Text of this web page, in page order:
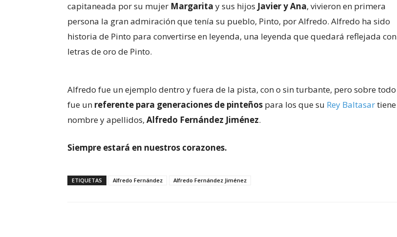
capitaneada por su mujer Margarita y sus hijos Javier y Ana, vivieron en primera
persona la gran admiración que tenía su pueblo, Pinto, por Alfredo. Alfredo ha sido
historia de Pinto para convertirse en leyenda, una leyenda que quedará reflejada con
letras de oro de Pinto.
Alfredo fue un ejemplo dentro y fuera de la pista, con o sin turbante, pero sobre todo
fue un referente para generaciones de pinteños para los que su Rey Baltasartiene
nombre y apellidos, Alfredo Fernández Jiménez.
Siempre estará en nuestros corazones.
ETIQUETAS Alfredo Fernández Alfredo Fernández Jiménez